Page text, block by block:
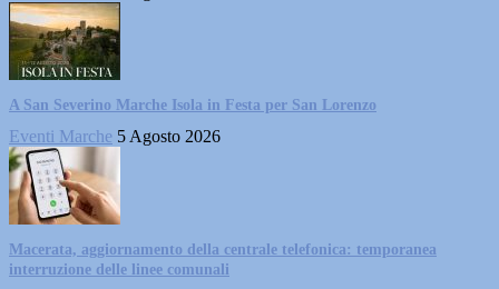
A San Severino Marche Isola in Festa per San Lorenzo
Eventi Marche 5 Agosto 2026
Macerata, aggiornamento della centrale telefonica: temporanea
interruzione delle linee comunali